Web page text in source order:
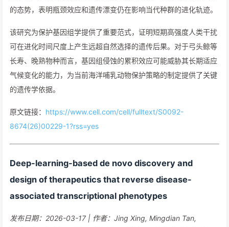
的态势，表明瓶颈效应和遗传漂变仍在影响当代种群的进化轨迹。
该研究为保护基因组学提供了重要范式，证明短期高强度人类干扰
可在进化时间尺度上产生远超自然选择的遗传后果。对于弓头鲸等
长寿、晚熟物种而言，基因组侵蚀的累积效应可能威胁其长期适应
气候变化的能力，为当前海洋哺乳动物保护策略的制定提供了关键
的遗传学依据。
原文链接： https://www.cell.com/cell/fulltext/S0092-
8674(26)00229-1?rss=yes
Deep-learning-based de novo discovery and
design of therapeutics that reverse disease-
associated transcriptional phenotypes
发布日期：2026-03-17 | 作者：Jing Xing, Mingdian Tan,